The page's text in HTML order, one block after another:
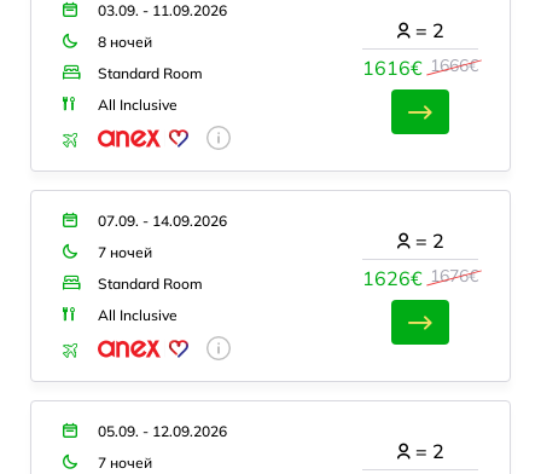
03.09. - 11.09.2026
8 ночей
Standard Room
All Inclusive
1616€ 1666€
= 2
07.09. - 14.09.2026
7 ночей
Standard Room
All Inclusive
1626€ 1676€
= 2
05.09. - 12.09.2026
7 ночей
= 2